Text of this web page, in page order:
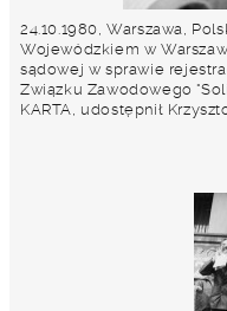
24.10.1980, Warszawa,
Wojewódzkiem w
sądowej w sprawie
Związku Zawodowego
KARTA, udostępnił